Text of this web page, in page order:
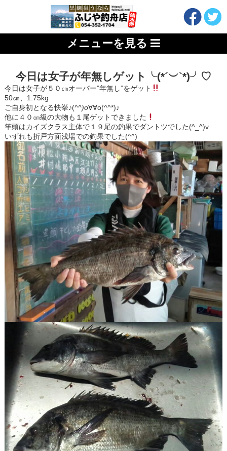
メニューを見る
今日は女子が年無しゲット╰(*´︶`*)╯♡
今日は女子が５０㎝オーバー”年無し”をゲット
50㎝、1.75kg
ご自身初となる快挙♪(^^)o∀∀o(^^*)♪
他に４０㎝級の大物も１尾ゲットできました
竿頭はカイズクラス主体で１９尾の釣果でダントツでした(^_^)v
いずれも折戸方面浅場での釣果でした(^^)